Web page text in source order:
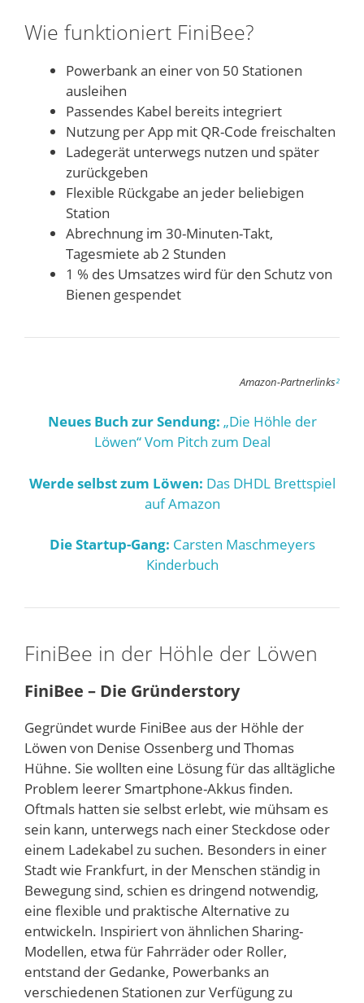
Wie funktioniert FiniBee?
Powerbank an einer von 50 Stationen
ausleihen
Passendes Kabel bereits integriert
Nutzung per App mit QR-Code freischalten
Ladegerät unterwegs nutzen und später
zurückgeben
Flexible Rückgabe an jeder beliebigen
Station
Abrechnung im 30-Minuten-Takt,
Tagesmiete ab 2 Stunden
1 % des Umsatzes wird für den Schutz von
Bienen gespendet
Amazon-Partnerlinks²
Neues Buch zur Sendung: „Die Höhle der
Löwen“ Vom Pitch zum Deal
Werde selbst zum Löwen: Das DHDL Brettspiel
auf Amazon
Die Startup-Gang: Carsten Maschmeyers
Kinderbuch
FiniBee in der Höhle der Löwen
FiniBee – Die Gründerstory
Gegründet wurde FiniBee aus der Höhle der
Löwen von Denise Ossenberg und Thomas
Hühne. Sie wollten eine Lösung für das alltägliche
Problem leerer Smartphone-Akkus finden.
Oftmals hatten sie selbst erlebt, wie mühsam es
sein kann, unterwegs nach einer Steckdose oder
einem Ladekabel zu suchen. Besonders in einer
Stadt wie Frankfurt, in der Menschen ständig in
Bewegung sind, schien es dringend notwendig,
eine flexible und praktische Alternative zu
entwickeln. Inspiriert von ähnlichen Sharing-
Modellen, etwa für Fahrräder oder Roller,
entstand der Gedanke, Powerbanks an
verschiedenen Stationen zur Verfügung zu